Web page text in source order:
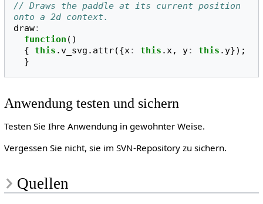
// Draws the paddle at its current position
onto a 2d context.
draw:
function ()
{ this .v_svg . attr({x: this .x, y: this . y});
}
Anwendung testen und sichern
Testen Sie Ihre Anwendung in gewohnter Weise.
Vergessen Sie nicht, sie im SVN-Repository zu sichern.
Quellen